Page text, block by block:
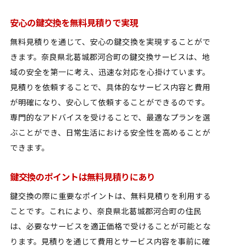
安心の鍵交換を無料見積りで実現
無料見積りを通じて、安心の鍵交換を実現することがで
きます。奈良県北葛城郡河合町の鍵交換サービスは、地
域の安全を第一に考え、迅速な対応を心掛けています。
見積りを依頼することで、具体的なサービス内容と費用
が明確になり、安心して依頼することができるのです。
専門的なアドバイスを受けることで、最適なプランを選
ぶことができ、日常生活における安全性を高めることが
できます。
鍵交換のポイントは無料見積りにあり
鍵交換の際に重要なポイントは、無料見積りを利用する
ことです。これにより、奈良県北葛城郡河合町の住民
は、必要なサービスを適正価格で受けることが可能とな
ります。見積りを通じて費用とサービス内容を事前に確